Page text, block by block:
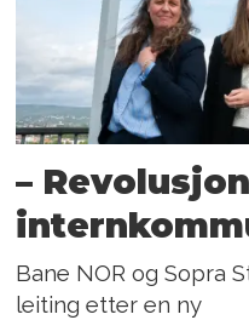
–
Bane NOR og Sopra
leiting etter en ny